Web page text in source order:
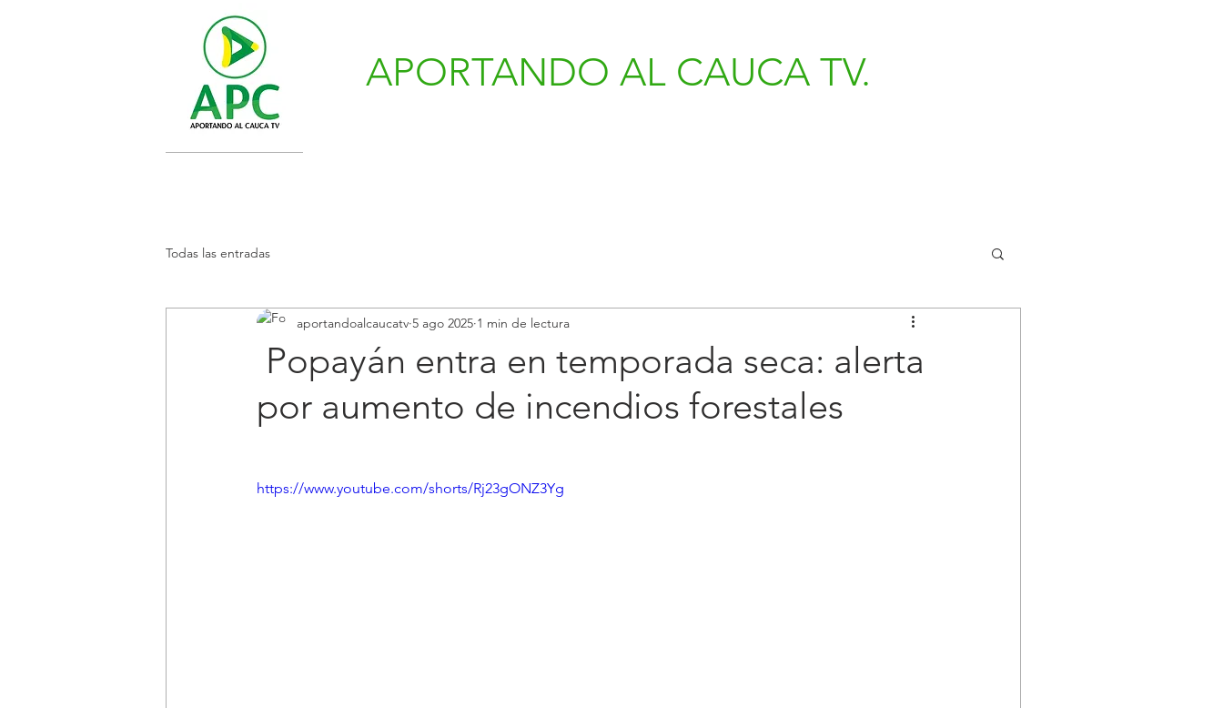
APORTANDO AL CAUCA TV.
Todas las entradas
Popayán entra en temporada seca: alerta
por aumento de incendios forestales
aportandoalcaucatv 5 ago 2025 1 min de lectura
https://www.youtube.com/shorts/Rj23gONZ3Yg